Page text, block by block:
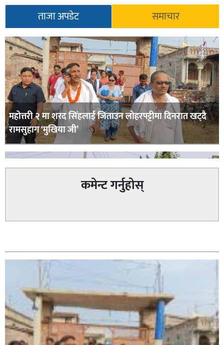
ताजा अपडेट समाचार
महोत्तरी २ मा शरद सिंहलाई जिताउन लोहरपट्टीमा दिनरात खट्दै
रामसुहाग ‘मुखिया जी’
कमेन्ट गर्नुहोस्